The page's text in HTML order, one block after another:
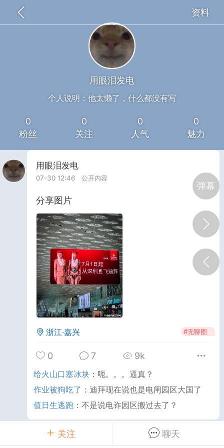
弹幕
关注 热门
资料
2 458
拉珠
不对马嘴专家：念珠串，80块制作，60个念
TND居然是25%的手续费。
粉协会会长
10-24 02:37 公开内容
关注 聊天
用眼泪发电
个人说明：他太懒了，什么都没有写
0
粉丝
0
关注
0
人气
0
魅力
用眼泪发电
07-30 12:46 公开内容
分享图片
浙江·嘉兴 #无聊图
0 7 9k
给火山口塞冰块 ： 呃。。。逼真？
作业被狗吃了 ：迪拜现在说也是电闸园区大国了
值日生逃跑 ：不是说电诈园区搬过去了？
用眼泪发电